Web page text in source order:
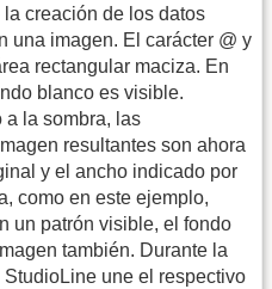
creación de los datos
una imagen. El carácter @ y
rectangular maciza. En
blanco es visible.
a la sombra, las
resultantes son ahora
y el ancho indicado por
como en este ejemplo,
un patrón visible, el fondo
también. Durante la
StudioLine une el respectivo